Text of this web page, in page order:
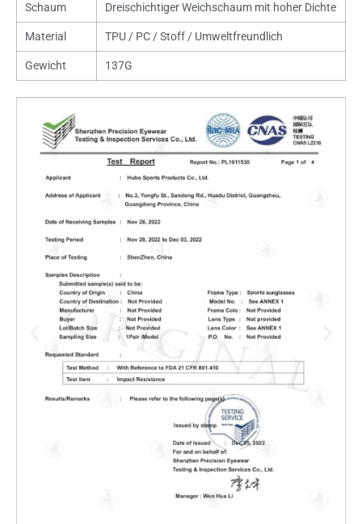
Schaum Dreischichtiger Weichschaum mit hoher Dichte
Material TPU / PC / Stoff / Umweltfreundlich
Gewicht 137G